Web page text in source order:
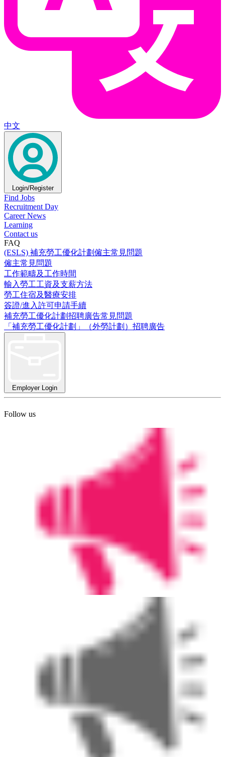
中文
Login/Register
Find Jobs
Recruitment Day
Career News
Learning
Contact us
FAQ
(ESLS) 補充勞工優化計劃僱主常見問題
僱主常見問題
工作範疇及工作時間
輸入勞工工資及支薪方法
勞工住宿及醫療安排
簽證/進入許可申請手續
補充勞工優化計劃招聘廣告常見問題
「補充勞工優化計劃」（外勞計劃）招聘廣告
Employer Login
Follow us